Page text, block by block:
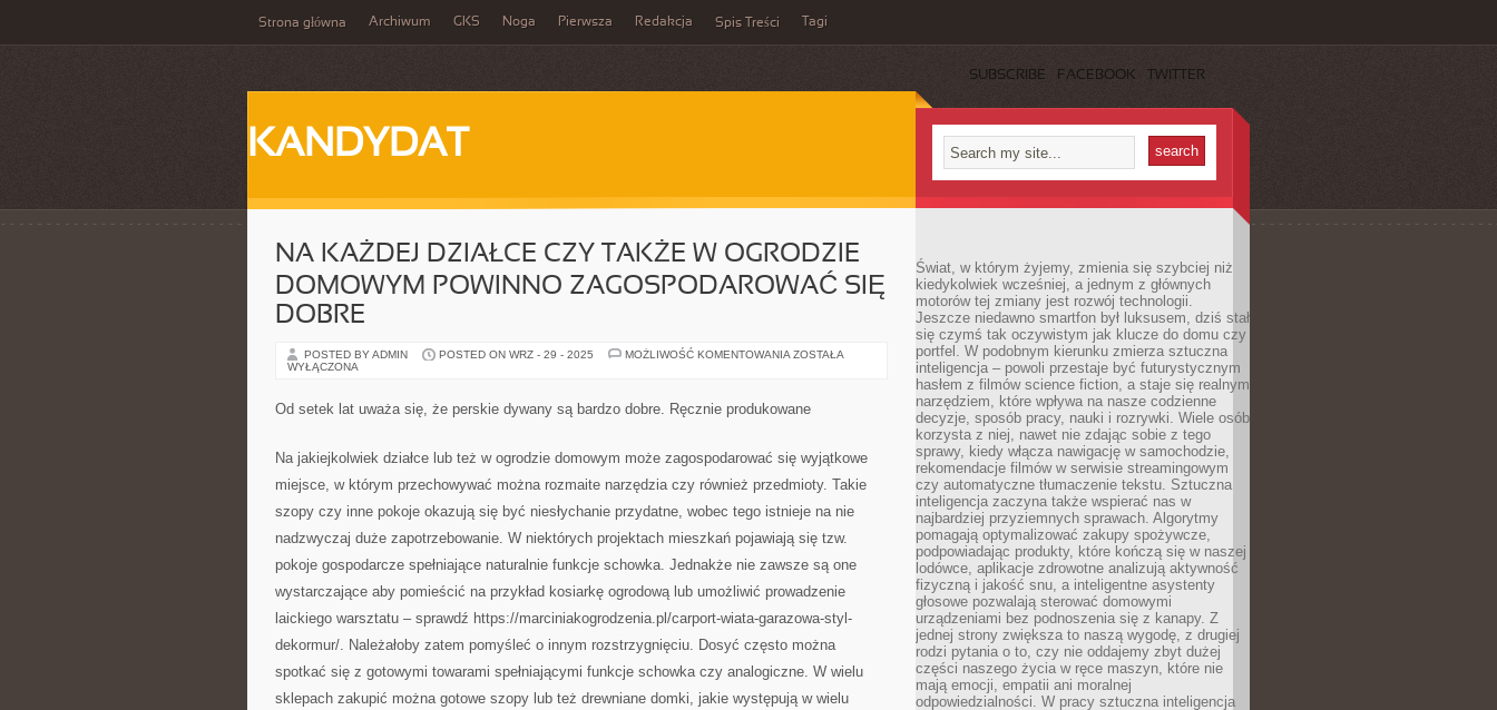
Strona główna Archiwum GKS Noga Pierwsza Redakcja Spis Treści Tagi
SUBSCRIBE FACEBOOK TWITTER
KANDYDAT
NA KAŻDEJ DZIAŁCE CZY TAKŻE W OGRODZIE
DOMOWYM POWINNO ZAGOSPODAROWAĆ SIĘ
DOBRE
POSTED BY ADMIN POSTED ON WRZ - 29 - 2025 MOŻLIWOŚĆ KOMENTOWANIA NA
W
POWINNO
ZAGOSPODAROWAĆ
DOBRE
ZOSTAŁA
WYŁĄCZONA
Od setek lat uważa się, że perskie dywany są bardzo dobre. Ręcznie produkowane
Na jakiejkolwiek działce lub też w ogrodzie domowym może zagospodarować się wyjątkowe
miejsce, w którym przechowywać można rozmaite narzędzia czy również przedmioty. Takie
szopy czy inne pokoje okazują się być niesłychanie przydatne, wobec tego istnieje na nie
nadzwyczaj duże zapotrzebowanie. W niektórych projektach mieszkań pojawiają się tzw.
pokoje gospodarcze spełniające naturalnie funkcje schowka. Jednakże nie zawsze są one
wystarczające aby pomieścić na przykład kosiarkę ogrodową lub umożliwić prowadzenie
laickiego warsztatu – sprawdź https://marciniakogrodzenia.pl/carport-wiata-garazowa-styl-
dekormur/. Należałoby zatem pomyśleć o innym rozstrzygnięciu. Dosyć często można
spotkać się z gotowymi towarami spełniającymi funkcje schowka czy analogiczne. W wielu
sklepach zakupić można gotowe szopy lub też drewniane domki, jakie występują w wielu
Świat, w którym żyjemy, zmienia się szybciej niż
kiedykolwiek wcześniej, a jednym z głównych
motorów tej zmiany jest rozwój technologii.
Jeszcze niedawno smartfon był luksusem, dziś stał
się czymś tak oczywistym jak klucze do domu czy
portfel. W podobnym kierunku zmierza sztuczna
inteligencja – powoli przestaje być futurystycznym
hasłem z filmów science fiction, a staje się realnym
narzędziem, które wpływa na nasze codzienne
decyzje, sposób pracy, nauki i rozrywki. Wiele osób
korzysta z niej, nawet nie zdając sobie z tego
sprawy, kiedy włącza nawigację w samochodzie,
rekomendacje filmów w serwisie streamingowym
czy automatyczne tłumaczenie tekstu. Sztuczna
inteligencja zaczyna także wspierać nas w
najbardziej przyziemnych sprawach. Algorytmy
pomagają optymalizować zakupy spożywcze,
podpowiadając produkty, które kończą się w naszej
lodówce, aplikacje zdrowotne analizują aktywność
fizyczną i jakość snu, a inteligentne asystenty
głosowe pozwalają sterować domowymi
urządzeniami bez podnoszenia się z kanapy. Z
jednej strony zwiększa to naszą wygodę, z drugiej
rodzi pytania o to, czy nie oddajemy zbyt dużej
części naszego życia w ręce maszyn, które nie
mają emocji, empatii ani moralnej
odpowiedzialności. W pracy sztuczna inteligencja